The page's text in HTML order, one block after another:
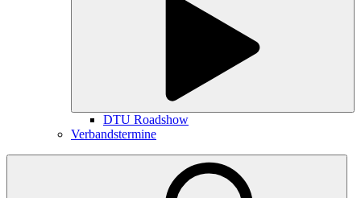
DTU Roadshow
Verbandstermine